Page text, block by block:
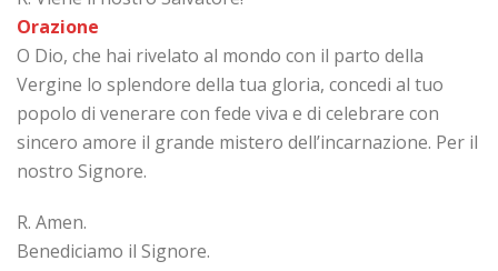
Orazione
O Dio, che hai rivelato al mondo con il parto della
Vergine lo splendore della tua gloria, concedi al tuo
popolo di venerare con fede viva e di celebrare con
sincero amore il grande mistero dell’incarnazione. Per il
nostro Signore.
R. Amen.
Benediciamo il Signore.